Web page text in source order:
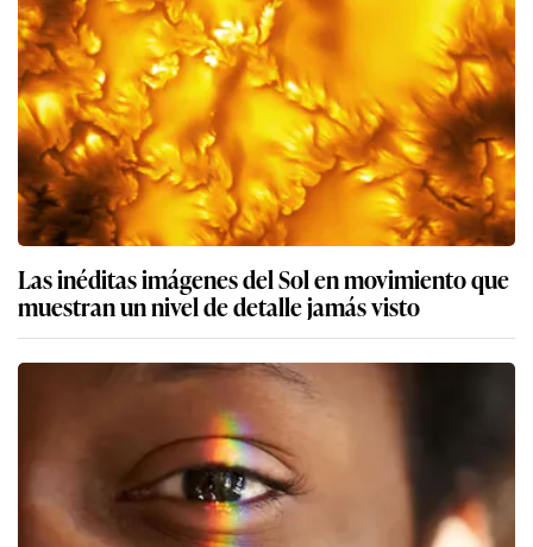
Las inéditas imágenes del Sol en movimiento que
muestran un nivel de detalle jamás visto